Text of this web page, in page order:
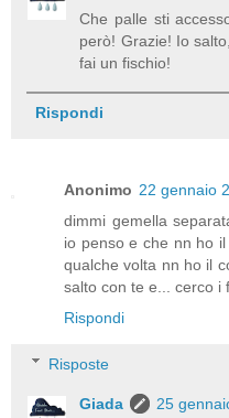
Che palle sti
però! Grazie! Io
fai un fischio!
Rispondi
Anonimo 22 gennaio
dimmi gemella
io penso e che nn ho
qualche volta nn ho il
salto con te e... cerco i
Rispondi
Risposte
Giada
25